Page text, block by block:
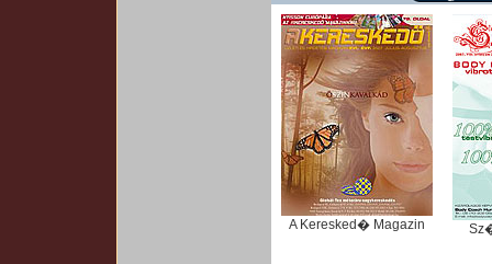
A Keresked� Magazin